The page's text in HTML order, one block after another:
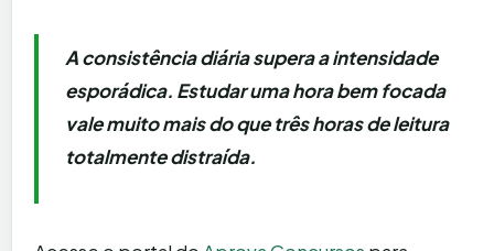
A consistência diária supera a intensidade
esporádica. Estudar uma hora bem focada
vale muito mais do que três horas de leitura
totalmente distraída.